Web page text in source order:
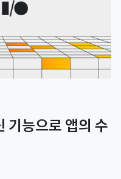
능으로 앱의 수